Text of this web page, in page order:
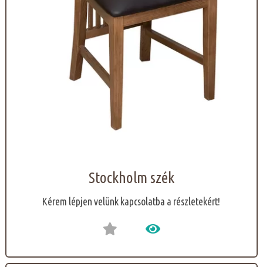
Stockholm szék
Kérem lépjen velünk kapcsolatba a részletekért!